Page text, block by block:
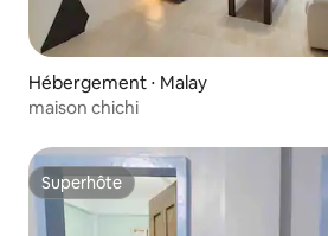
Hébergement ⋅ Malay
maison chichi
Superhôte
Superhôte